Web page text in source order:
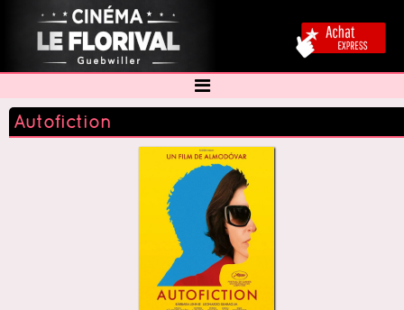
Autofiction